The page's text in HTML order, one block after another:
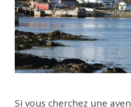
Si vous cherchez une